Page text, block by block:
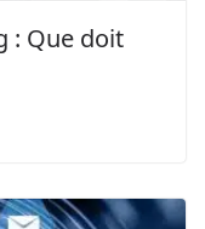
: Que doit